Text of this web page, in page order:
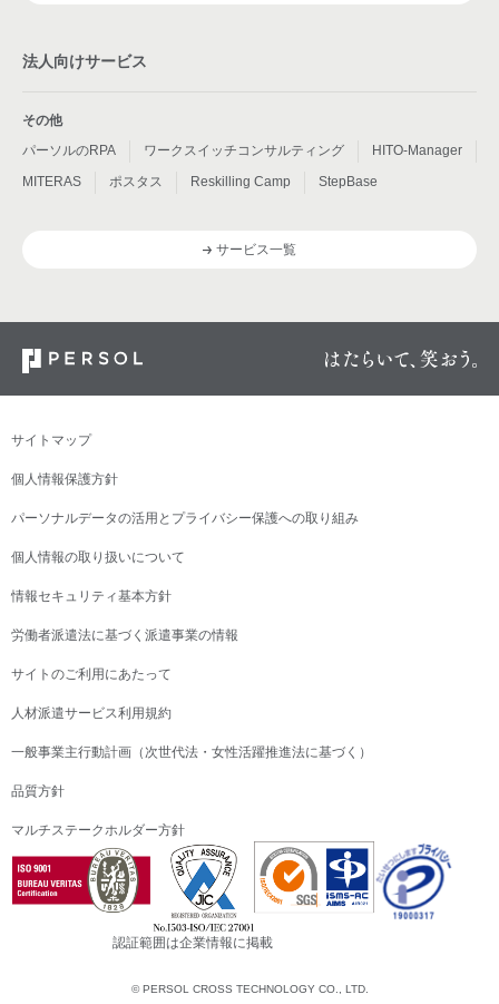
法人向けサービス
その他
パーソルのRPA
ワークスイッチコンサルティング
HITO-Manager
MITERAS
ポスタス Reskilling Camp StepBase
サービス一覧
サイトマップ
個人情報保護方針
パーソナルデータの活用とプライバシー保護への取り組み
個人情報の取り扱いについて
情報セキュリティ基本方針
労働者派遣法に基づく派遣事業の情報
サイトのご利用にあたって
人材派遣サービス利用規約
一般事業主行動計画（次世代法・女性活躍推進法に基づく）
品質方針
マルチステークホルダー方針
認証範囲は企業情報に掲載
© PERSOL CROSS TECHNOLOGY CO., LTD.